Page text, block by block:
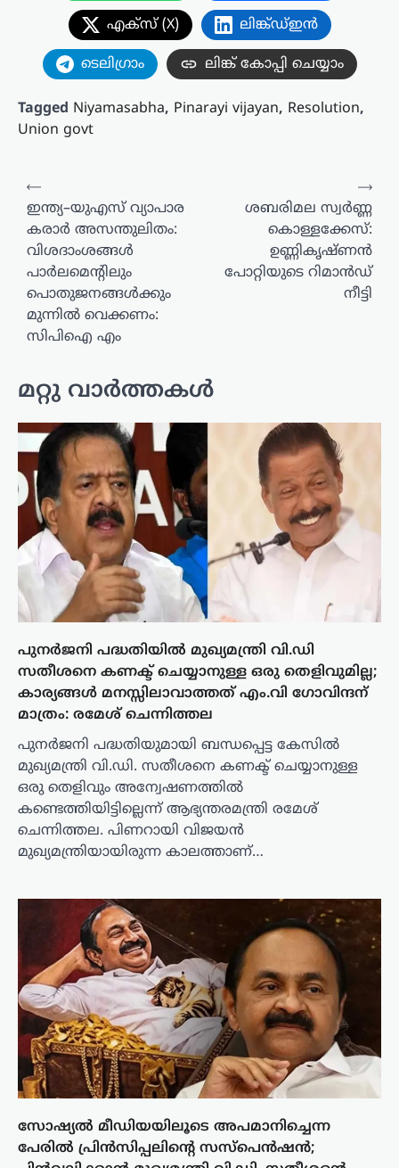
എക്സ് (X) ലിങ്ക്ഡ്ഇൻ
ടെലിഗ്രാം ലിങ്ക് കോപ്പി ചെയ്യാം
Tagged Niyamasabha, Pinarayi vijayan, Resolution,
Union govt
പോസ്റ്റുകളിലൂടെ
⟵
ഇന്ത്യ–യുഎസ് വ്യാപാര
കരാർ അസന്തുലിതം:
വിശദാംശങ്ങൾ
പാർലമെന്റിലും
പൊതുജനങ്ങൾക്കും
മുന്നിൽ വെക്കണം:
സിപിഐ എം
ശബരിമല സ്വർണ്ണ
കൊള്ളക്കേസ്:
ഉണ്ണികൃഷ്ണൻ
പോറ്റിയുടെ റിമാൻഡ്
നീട്ടി
⟶
മറ്റു വാർത്തകൾ
പുനർജനി പദ്ധതിയിൽ മുഖ്യമന്ത്രി വി.ഡി
സതീശനെ കണക്ട് ചെയ്യാനുള്ള ഒരു തെളിവുമില്ല;
കാര്യങ്ങൾ മനസ്സിലാവാത്തത് എം.വി ഗോവിന്ദന്
മാത്രം: രമേശ് ചെന്നിത്തല
പുനർജനി പദ്ധതിയുമായി ബന്ധപ്പെട്ട കേസിൽ
മുഖ്യമന്ത്രി വി.ഡി. സതീശനെ കണക്ട് ചെയ്യാനുള്ള
ഒരു തെളിവും അന്വേഷണത്തിൽ
കണ്ടെത്തിയിട്ടില്ലെന്ന് ആഭ്യന്തരമന്ത്രി രമേശ്
ചെന്നിത്തല. പിണറായി വിജയൻ
മുഖ്യമന്ത്രിയായിരുന്ന കാലത്താണ്…
സോഷ്യൽ മീഡിയയിലൂടെ അപമാനിച്ചെന്ന
പേരിൽ പ്രിൻസിപ്പലിന്റെ സസ്പെൻഷൻ;